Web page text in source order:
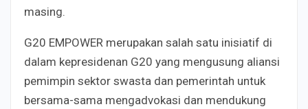
masing.
G20 EMPOWER merupakan salah satu inisiatif di
dalam kepresidenan G20 yang mengusung aliansi
pemimpin sektor swasta dan pemerintah untuk
bersama-sama mengadvokasi dan mendukung